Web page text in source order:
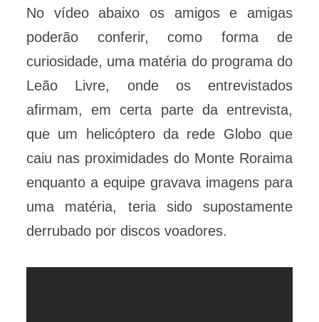
No vídeo abaixo os amigos e amigas
poderão conferir, como forma de
curiosidade, uma matéria do programa do
Leão Livre, onde os entrevistados
afirmam, em certa parte da entrevista,
que um helicóptero da rede Globo que
caiu nas proximidades do Monte Roraima
enquanto a equipe gravava imagens para
uma matéria, teria sido supostamente
derrubado por discos voadores.